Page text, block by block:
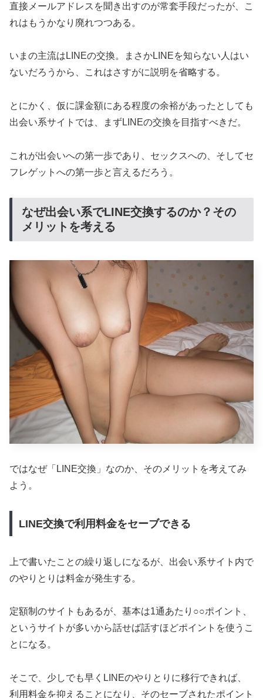
直接メールアドレスを聞き出すのが常套手段だったが、こ
れはもうかなり廃れつつある。
いまの主流はLINEの交換。まさかLINEを知らない人はい
ないだろうから、これはさすがに説明を省略する。
とにかく、仮に課金額にある程度の余裕があったとしても
出会い系サイトでは、まずLINEの交換を目指すべきだ。
これが出会いへの第一歩であり、セックスへの、そしてセ
フレゲットへの第一歩と言えるだろう。
なぜ出会い系でLINE交換するのか？その
メリットを考える
ではなぜ「LINE交換」なのか、そのメリットを考えてみ
よう。
LINE交換で利用料金をセーブできる
上で書いたことの繰り返しになるが、出会い系サイト内で
のやりとりは料金が発生する。
定額制のサイトもあるが、基本は1通あたり○○ポイント、
というサイトが多いから話せば話すほどポイントを使うこ
とになる。
そこで、少しでも早くLINEのやりとりに移行できれば、
利用料金を抑えることになり、そのセーブされたポイント